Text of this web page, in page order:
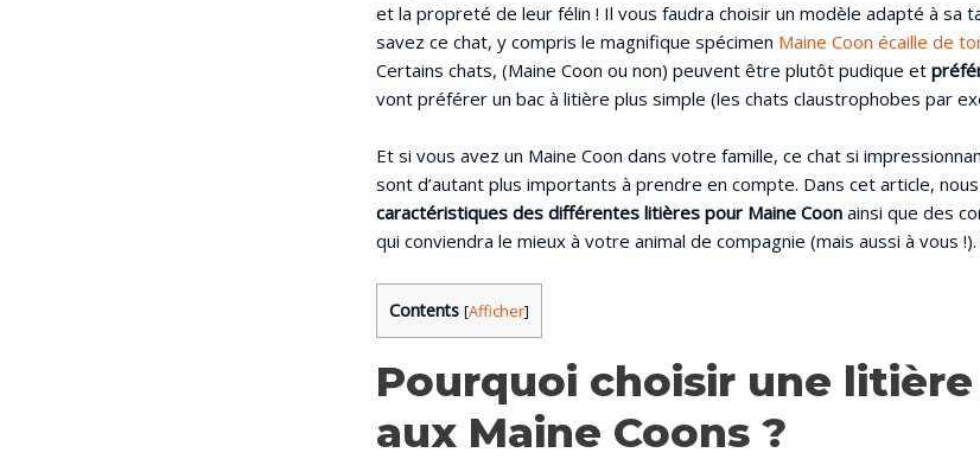
et la propreté de leur félin ! Il vous faudra choisir un modèle adapté à sa
savez ce chat, y compris le magnifique spécimen Maine Coon écaille de
Certains chats, (Maine Coon ou non) peuvent être plutôt pudique et
vont préférer un bac à litière plus simple (les chats claustrophobes par
Et si vous avez un Maine Coon dans votre famille, ce chat si
sont d’autant plus importants à prendre en compte. Dans cet article,
caractéristiques des différentes litières pour Maine Coon ainsi que des
qui conviendra le mieux à votre animal de compagnie (mais aussi à vous !).
Contents [Afficher]
Pourquoi choisir une
aux Maine Coons ?